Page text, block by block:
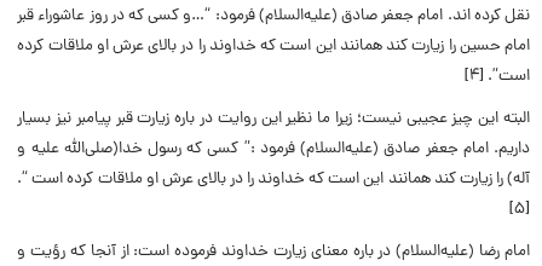
نقل کرده اند. امام جعفر صادق (علیه‌السلام) فرمود: “…و کسی که در روز عاشوراء قبر
امام حسین را زیارت کند همانند این است که خداوند را در بالای عرش او ملاقات کرده
است”. [۴]
البته این چیز عجیبی نیست؛ زیرا ما نظیر این روایت در باره زیارت قبر پیامبر نیز بسیار
داریم. امام جعفر صادق (علیه‌السلام) فرمود :” کسی که رسول خدا(صلی‌الله علیه و
آله) را زیارت کند همانند این است که خداوند را در بالای عرش او ملاقات کرده است “.
[۵]
امام رضا (علیه‌السلام) در باره معنای زیارت خداوند فرموده است: از آنجا که رؤیت و